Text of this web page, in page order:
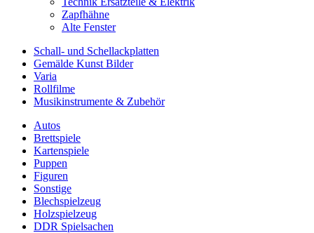
Zapfhähne
Alte Fenster
Schall- und Schellackplatten
Gemälde Kunst Bilder
Varia
Rollfilme
Musikinstrumente & Zubehör
Autos
Brettspiele
Kartenspiele
Puppen
Figuren
Sonstige
Blechspielzeug
Holzspielzeug
DDR Spielsachen